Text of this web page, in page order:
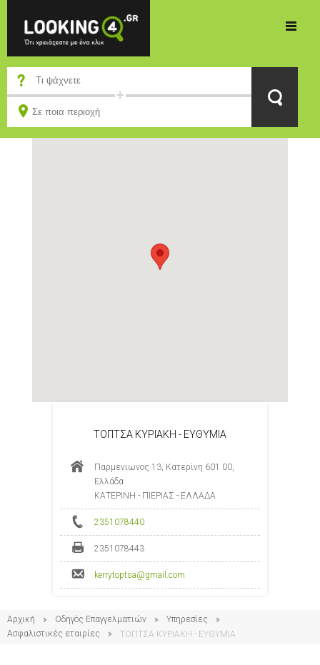
ΤΟΠΤΣΑ ΚΥΡΙΑΚΗ - ΕΥΘΥΜΙΑ
Παρμενιωνος 13, Κατερίνη 601 00,
Ελλάδα
ΚΑΤΕΡΙΝΗ - ΠΙΕΡΙΑΣ - ΕΛΛΑΔΑ
2351078440
2351078443
kerrytoptsa@gmail.com
Αρχική Οδηγός Επαγγελματιών
Υπηρεσίες
Ασφαλιστικές εταιρίες
ΤΟΠΤΣΑ ΚΥΡΙΑΚΗ - ΕΥΘΥΜΙΑ